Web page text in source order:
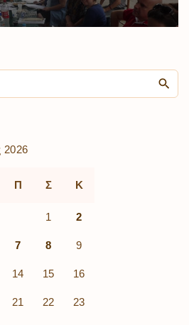
2026
Π Σ Κ
1 2
7 8 9
14 15 16
21 22 23